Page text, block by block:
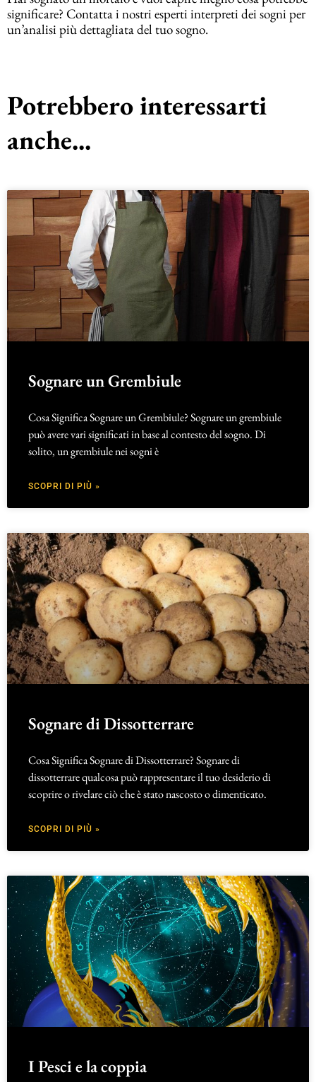
significare? Contatta i nostri esperti interpreti dei sogni per
un’analisi più dettagliata del tuo sogno.
Potrebbero interessarti
anche...
Sognare un Grembiule
Cosa Significa Sognare un Grembiule? Sognare un grembiule
può avere vari significati in base al contesto del sogno. Di
solito, un grembiule nei sogni è
SCOPRI DI PIÙ »
Sognare di Dissotterrare
Cosa Significa Sognare di Dissotterrare? Sognare di
dissotterrare qualcosa può rappresentare il tuo desiderio di
scoprire o rivelare ciò che è stato nascosto o dimenticato.
SCOPRI DI PIÙ »
I Pesci e la coppia